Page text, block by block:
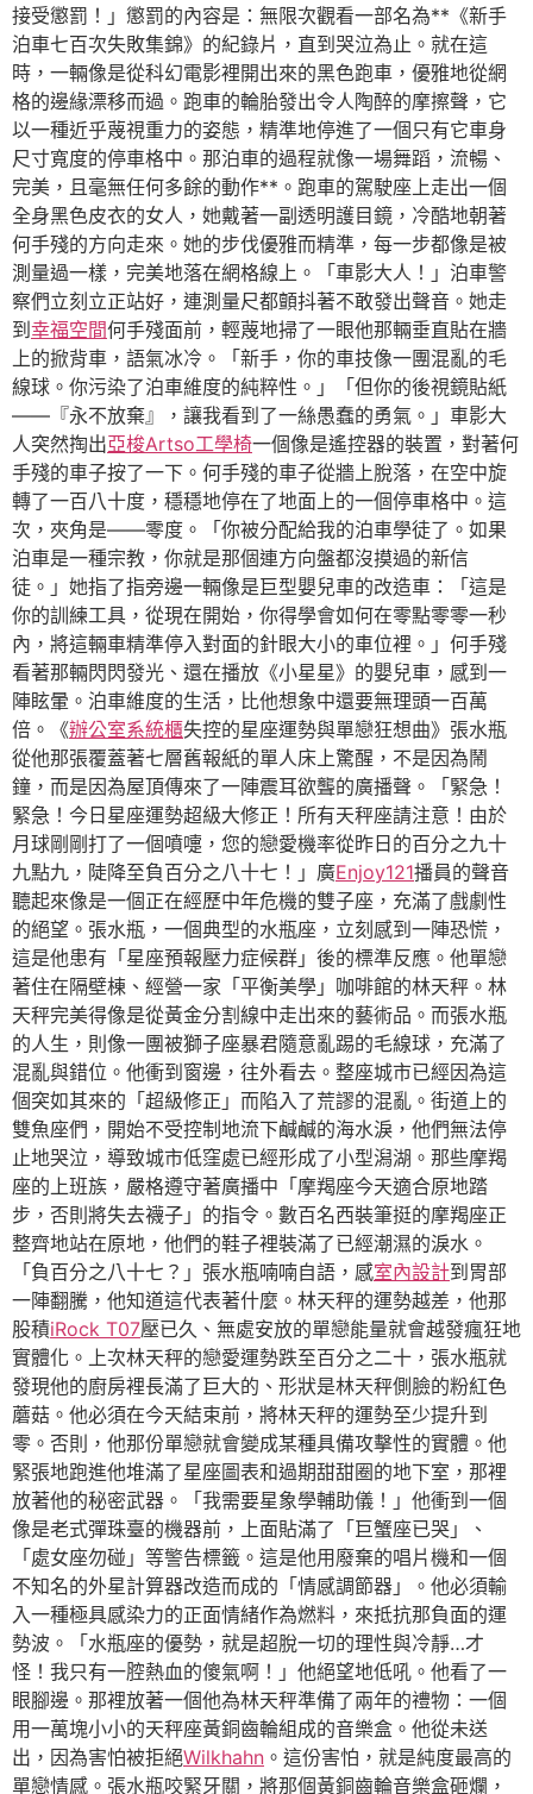
接受懲罰！」懲罰的內容是：無限次觀看一部名為**《新手
泊車七百次失敗集錦》的紀錄片，直到哭泣為止。就在這
時，一輛像是從科幻電影裡開出來的黑色跑車，優雅地從網
格的邊緣漂移而過。跑車的輪胎發出令人陶醉的摩擦聲，它
以一種近乎蔑視重力的姿態，精準地停進了一個只有它車身
尺寸寬度的停車格中。那泊車的過程就像一場舞蹈，流暢、
完美，且毫無任何多餘的動作**。跑車的駕駛座上走出一個
全身黑色皮衣的女人，她戴著一副透明護目鏡，冷酷地朝著
何手殘的方向走來。她的步伐優雅而精準，每一步都像是被
測量過一樣，完美地落在網格線上。「車影大人！」泊車警
察們立刻立正站好，連測量尺都顫抖著不敢發出聲音。她走
到幸福空間何手殘面前，輕蔑地掃了一眼他那輛垂直貼在牆
上的掀背車，語氣冰冷。「新手，你的車技像一團混亂的毛
線球。你污染了泊車維度的純粹性。」「但你的後視鏡貼紙
——『永不放棄』，讓我看到了一絲愚蠢的勇氣。」車影大
人突然掏出亞梭Artso工學椅一個像是遙控器的裝置，對著何
手殘的車子按了一下。何手殘的車子從牆上脫落，在空中旋
轉了一百八十度，穩穩地停在了地面上的一個停車格中。這
次，夾角是——零度。「你被分配給我的泊車學徒了。如果
泊車是一種宗教，你就是那個連方向盤都沒摸過的新信
徒。」她指了指旁邊一輛像是巨型嬰兒車的改造車：「這是
你的訓練工具，從現在開始，你得學會如何在零點零零一秒
內，將這輛車精準停入對面的針眼大小的車位裡。」何手殘
看著那輛閃閃發光、還在播放《小星星》的嬰兒車，感到一
陣眩暈。泊車維度的生活，比他想象中還要無理頭一百萬
倍。《辦公室系統櫃失控的星座運勢與單戀狂想曲》張水瓶
從他那張覆蓋著七層舊報紙的單人床上驚醒，不是因為鬧
鐘，而是因為屋頂傳來了一陣震耳欲聾的廣播聲。「緊急！
緊急！今日星座運勢超級大修正！所有天秤座請注意！由於
月球剛剛打了一個噴嚏，您的戀愛機率從昨日的百分之九十
九點九，陡降至負百分之八十七！」廣Enjoy121播員的聲音
聽起來像是一個正在經歷中年危機的雙子座，充滿了戲劇性
的絕望。張水瓶，一個典型的水瓶座，立刻感到一陣恐慌，
這是他患有「星座預報壓力症候群」後的標準反應。他單戀
著住在隔壁棟、經營一家「平衡美學」咖啡館的林天秤。林
天秤完美得像是從黃金分割線中走出來的藝術品。而張水瓶
的人生，則像一團被獅子座暴君隨意亂踢的毛線球，充滿了
混亂與錯位。他衝到窗邊，往外看去。整座城市已經因為這
個突如其來的「超級修正」而陷入了荒謬的混亂。街道上的
雙魚座們，開始不受控制地流下鹹鹹的海水淚，他們無法停
止地哭泣，導致城市低窪處已經形成了小型潟湖。那些摩羯
座的上班族，嚴格遵守著廣播中「摩羯座今天適合原地踏
步，否則將失去襪子」的指令。數百名西裝筆挺的摩羯座正
整齊地站在原地，他們的鞋子裡裝滿了已經潮濕的淚水。
「負百分之八十七？」張水瓶喃喃自語，感室內設計到胃部
一陣翻騰，他知道這代表著什麼。林天秤的運勢越差，他那
股積iRock T07壓已久、無處安放的單戀能量就會越發瘋狂地
實體化。上次林天秤的戀愛運勢跌至百分之二十，張水瓶就
發現他的廚房裡長滿了巨大的、形狀是林天秤側臉的粉紅色
蘑菇。他必須在今天結束前，將林天秤的運勢至少提升到
零。否則，他那份單戀就會變成某種具備攻擊性的實體。他
緊張地跑進他堆滿了星座圖表和過期甜甜圈的地下室，那裡
放著他的秘密武器。「我需要星象學輔助儀！」他衝到一個
像是老式彈珠臺的機器前，上面貼滿了「巨蟹座已哭」、
「處女座勿碰」等警告標籤。這是他用廢棄的唱片機和一個
不知名的外星計算器改造而成的「情感調節器」。他必須輸
入一種極具感染力的正面情緒作為燃料，來抵抗那負面的運
勢波。「水瓶座的優勢，就是超脫一切的理性與冷靜…才
怪！我只有一腔熱血的傻氣啊！」他絕望地低吼。他看了一
眼腳邊。那裡放著一個他為林天秤準備了兩年的禮物：一個
用一萬塊小小的天秤座黃銅齒輪組成的音樂盒。他從未送
出，因為害怕被拒絕Wilkhahn 。這份害怕，就是純度最高的
單戀情感。張水瓶咬緊牙關，將那個黃銅齒輪音樂盒砸爛，